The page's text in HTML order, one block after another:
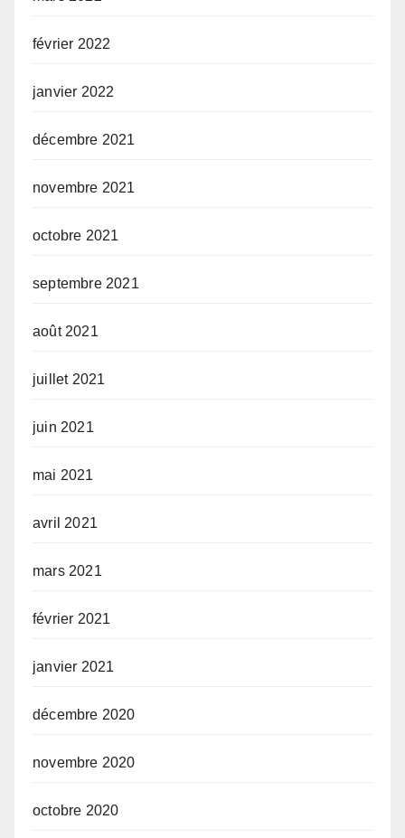
février 2022
janvier 2022
décembre 2021
novembre 2021
octobre 2021
septembre 2021
août 2021
juillet 2021
juin 2021
mai 2021
avril 2021
mars 2021
février 2021
janvier 2021
décembre 2020
novembre 2020
octobre 2020